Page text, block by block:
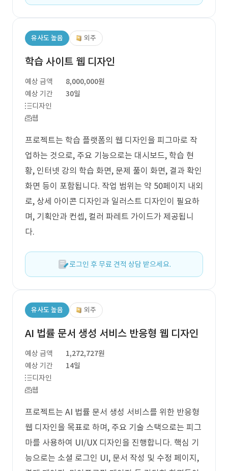
유사도 높음 외주
학습 사이트 웹 디자인
예상 금액
8,000,000원
예상 기간
30일
디자인
웹
프로젝트는 학습 플랫폼의 웹 디자인을 피그마로 작
업하는 것으로, 주요 기능으로는 대시보드, 학습 현
황, 인터넷 강의 학습 화면, 문제 풀이 화면, 결과 확인
화면 등이 포함됩니다. 작업 범위는 약 50페이지 내외
로, 상세 아이콘 디자인과 일러스트 디자인이 필요하
며, 기획안과 컨셉, 컬러 파레트 가이드가 제공됩니
다.
로그인 후 무료 견적 상담 받으세요.
유사도 높음 외주
AI 법률 문서 생성 서비스 반응형 웹 디자인
예상 금액
1,272,727원
예상 기간
14일
디자인
웹
프로젝트는 AI 법률 문서 생성 서비스를 위한 반응형
웹 디자인을 목표로 하며, 주요 기술 스택으로는 피그
마를 사용하여 UI/UX 디자인을 진행합니다. 핵심 기
능으로는 소셜 로그인 UI, 문서 작성 및 수정 페이지,